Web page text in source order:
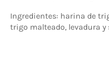
Ingredientes: harina de
trigo malteado, levadura y